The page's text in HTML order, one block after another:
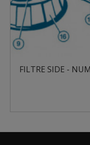
FILTRE SIDE -